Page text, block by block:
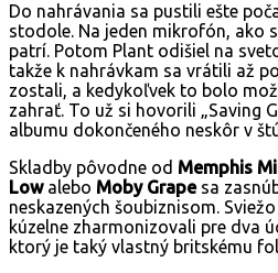
Do nahrávania sa pustili ešte
stodole. Na jeden mikrofón, ako
patrí. Potom Plant odišiel na
takže k nahrávkam sa vrátili až
zostali, a kedykoľvek to bolo
zahrať. To už si hovorili „Saving
albumu dokončeného neskôr v
Skladby pôvodne od Memphis
Lowalebo Moby Grape sa
neskazených šoubiznisom.
kúzelne zharmonizovali pre dva
ktorý je taký vlastný britskému